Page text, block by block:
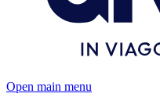
Open main menu